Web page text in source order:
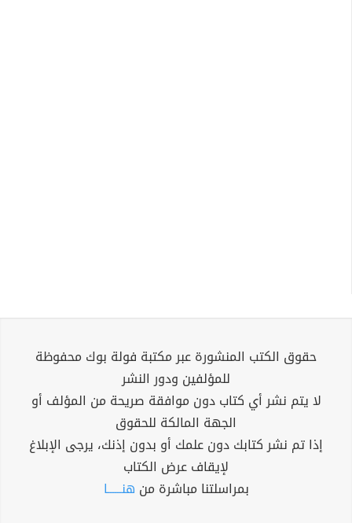
حقوق الكتب المنشورة عبر مكتبة فولة بوك محفوظة
للمؤلفين ودور النشر
لا يتم نشر أي كتاب دون موافقة صريحة من المؤلف أو
الجهة المالكة للحقوق
إذا تم نشر كتابك دون علمك أو بدون إذنك، يرجى الإبلاغ
لإيقاف عرض الكتاب
بمراسلتنا مباشرة من هنــــــا